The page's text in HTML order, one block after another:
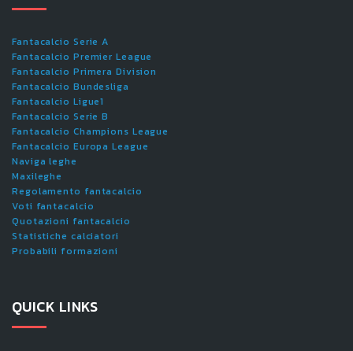
Fantacalcio Serie A
Fantacalcio Premier League
Fantacalcio Primera Division
Fantacalcio Bundesliga
Fantacalcio Ligue1
Fantacalcio Serie B
Fantacalcio Champions League
Fantacalcio Europa League
Naviga leghe
Maxileghe
Regolamento fantacalcio
Voti fantacalcio
Quotazioni fantacalcio
Statistiche calciatori
Probabili formazioni
QUICK LINKS